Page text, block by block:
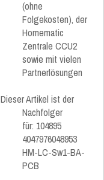
(ohne
Folgekosten), der
Homematic
Zentrale CCU2
sowie mit vielen
Partnerlösungen
Dieser Artikel ist der
Nachfolger
für: 104895
4047976048953
HM-LC-Sw1-BA-
PCB